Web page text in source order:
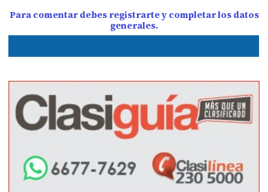
Para comentar debes registrarte y completar los datos
generales.